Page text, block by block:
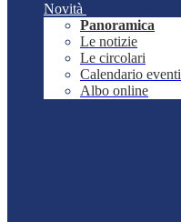
Novità
Panoramica
Le notizie
Le circolari
Calendario eventi
Albo online